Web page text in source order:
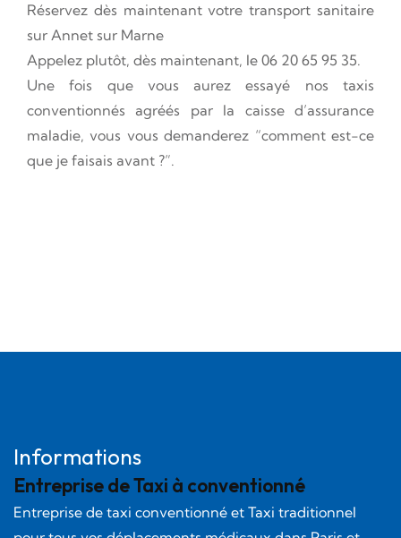
Réservez dès maintenant votre transport sanitaire
sur Annet sur Marne
Appelez plutôt, dès maintenant, le 06 20 65 95 35.
Une fois que vous aurez essayé nos taxis
conventionnés agréés par la caisse d’assurance
maladie, vous vous demanderez “comment est-ce
que je faisais avant ?”.
Informations
Entreprise de Taxi à conventionné
Entreprise de taxi conventionné et Taxi traditionnel